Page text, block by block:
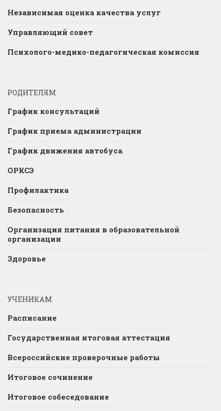
Независимая оценка качества услуг
Управляющий совет
Психолого-медико-педагогическая комиссия
РОДИТЕЛЯМ
График консультаций
График приема администрации
График движения автобуса
ОРКСЭ
Профилактика
Безопасность
Организация питания в образовательной
организации
Здоровье
УЧЕНИКАМ
Расписание
Государственная итоговая аттестация
Всероссийские проверочные работы
Итоговое сочинение
Итоговое собеседование